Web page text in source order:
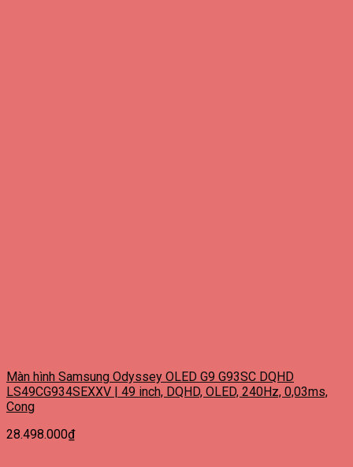
Màn hình Samsung Odyssey OLED G9 G93SC DQHD
LS49CG934SEXXV | 49 inch, DQHD, OLED, 240Hz, 0,03ms,
Cong
28.498.000₫